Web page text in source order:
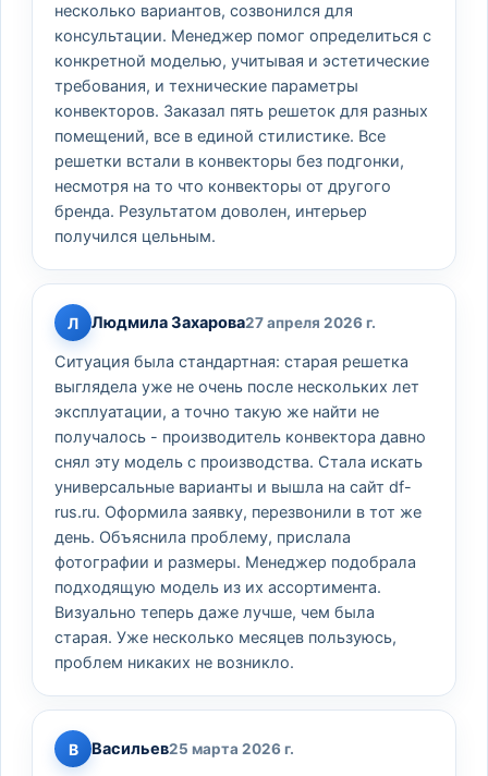
несколько вариантов, созвонился для
консультации. Менеджер помог определиться с
конкретной моделью, учитывая и эстетические
требования, и технические параметры
конвекторов. Заказал пять решеток для разных
помещений, все в единой стилистике. Все
решетки встали в конвекторы без подгонки,
несмотря на то что конвекторы от другого
бренда. Результатом доволен, интерьер
получился цельным.
Л Людмила Захарова27 апреля 2026 г.
Ситуация была стандартная: старая решетка
выглядела уже не очень после нескольких лет
эксплуатации, а точно такую же найти не
получалось - производитель конвектора давно
снял эту модель с производства. Стала искать
универсальные варианты и вышла на сайт df-
rus.ru. Оформила заявку, перезвонили в тот же
день. Объяснила проблему, прислала
фотографии и размеры. Менеджер подобрала
подходящую модель из их ассортимента.
Визуально теперь даже лучше, чем была
старая. Уже несколько месяцев пользуюсь,
проблем никаких не возникло.
В Васильев25 марта 2026 г.